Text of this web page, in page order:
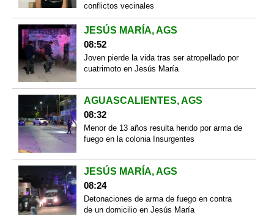
conflictos vecinales
JESÚS MARÍA, AGS
08:52
Joven pierde la vida tras ser atropellado por
cuatrimoto en Jesús María
AGUASCALIENTES, AGS
08:32
Menor de 13 años resulta herido por arma de
fuego en la colonia Insurgentes
JESÚS MARÍA, AGS
08:24
Detonaciones de arma de fuego en contra
de un domicilio en Jesús María